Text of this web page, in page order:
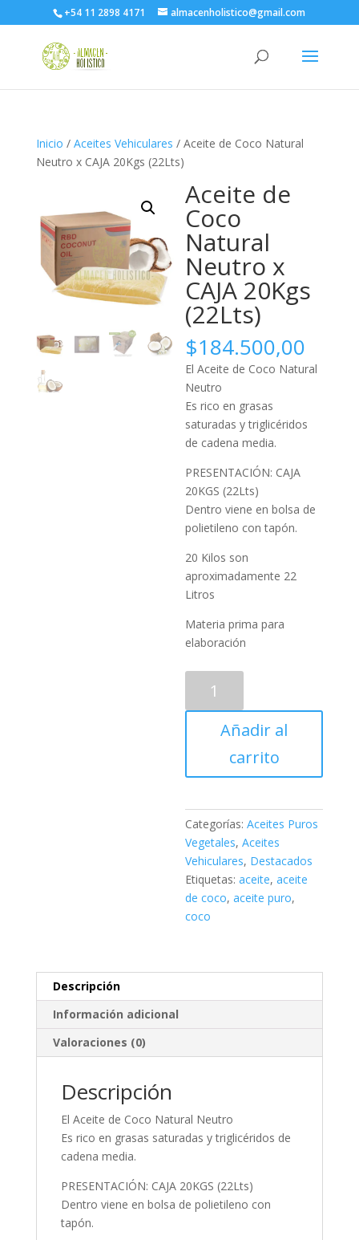
+54 11 2898 4171 almacenholistico@gmail.com
Inicio / Aceites Vehiculares / Aceite de Coco Natural
Neutro x CAJA 20Kgs (22Lts)
Aceite de
Coco
Natural
Neutro x
CAJA 20Kgs
(22Lts)
$184.500,00
El Aceite de Coco Natural
Neutro
Es rico en grasas
saturadas y triglicéridos
de cadena media.
PRESENTACIÓN: CAJA
20KGS (22Lts)
Dentro viene en bolsa de
polietileno con tapón.
20 Kilos son
aproximadamente 22
Litros
Materia prima para
elaboración
Coco
Natural
x
20Kgs
(22Lts)
cantidad
Añadir al
carrito
Categorías:Aceites Puros
Vegetales,Aceites
Vehiculares, Destacados
Etiquetas:aceite,aceite
de coco,aceite puro,
coco
Descripción
Información adicional
Valoraciones (0)
Descripción
El Aceite de Coco Natural Neutro
Es rico en grasas saturadas y triglicéridos de
cadena media.
PRESENTACIÓN: CAJA 20KGS (22Lts)
Dentro viene en bolsa de polietileno con
tapón.